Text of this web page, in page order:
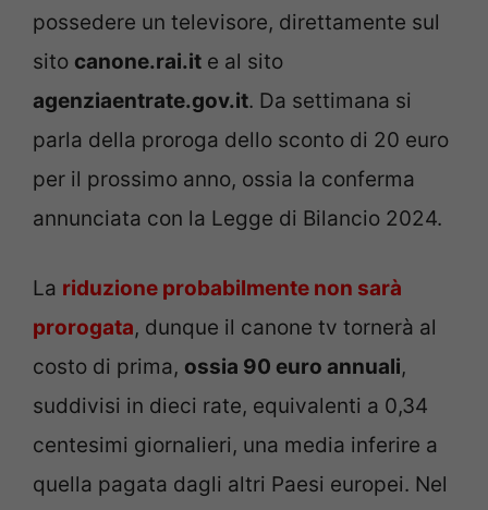
possedere un televisore, direttamente sul
sito canone.rai.it e al sito
agenziaentrate.gov.it. Da settimana si
parla della proroga dello sconto di 20 euro
per il prossimo anno, ossia la conferma
annunciata con la Legge di Bilancio 2024.
La riduzione probabilmente non sarà
prorogata, dunque il canone tv tornerà al
costo di prima, ossia 90 euro annuali,
suddivisi in dieci rate, equivalenti a 0,34
centesimi giornalieri, una media inferire a
quella pagata dagli altri Paesi europei. Nel